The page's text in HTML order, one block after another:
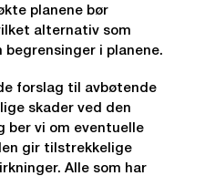
planene bør
alternativ som
i planene.
forslag til avbøtende
skader ved den
ber vi om eventuelle
gir tilstrekkelige
Alle som har